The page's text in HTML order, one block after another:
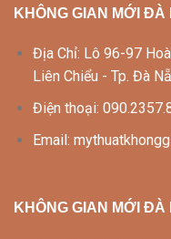
KHÔNG GIAN MỚI ĐÀ
Địa Chỉ: Lô 96-97
Liên Chiểu - Tp. Đà
Điện thoại:
Email:
KHÔNG GIAN MỚI ĐÀ